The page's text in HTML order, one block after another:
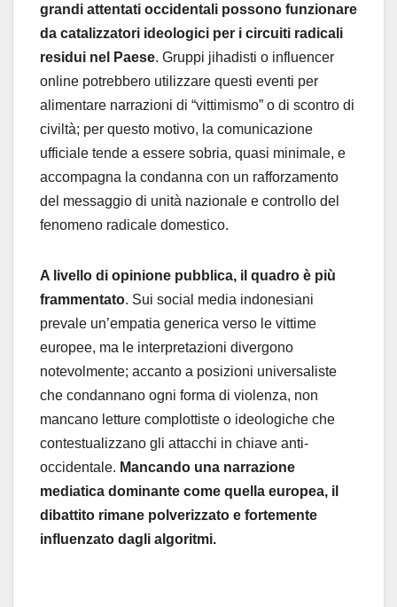
grandi attentati occidentali possono funzionare
da catalizzatori ideologici per i circuiti radicali
residui nel Paese. Gruppi jihadisti o influencer
online potrebbero utilizzare questi eventi per
alimentare narrazioni di “vittimismo” o di scontro di
civiltà; per questo motivo, la comunicazione
ufficiale tende a essere sobria, quasi minimale, e
accompagna la condanna con un rafforzamento
del messaggio di unità nazionale e controllo del
fenomeno radicale domestico.
A livello di opinione pubblica, il quadro è più
frammentato. Sui social media indonesiani
prevale un’empatia generica verso le vittime
europee, ma le interpretazioni divergono
notevolmente; accanto a posizioni universaliste
che condannano ogni forma di violenza, non
mancano letture complottiste o ideologiche che
contestualizzano gli attacchi in chiave anti-
occidentale. Mancando una narrazione
mediatica dominante come quella europea, il
dibattito rimane polverizzato e fortemente
influenzato dagli algoritmi.